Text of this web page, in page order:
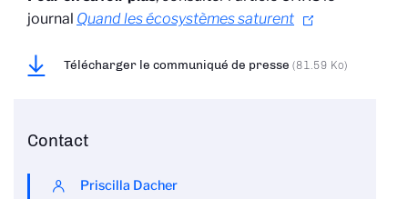
journal Quand les écosystèmes saturent
Télécharger le communiqué de presse (81.59 Ko)
Contact
Priscilla Dacher